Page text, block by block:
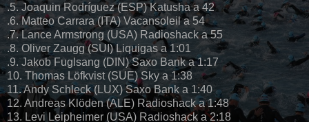
.5. Joaquin Rodríguez (ESP) Katusha a 42
.6. Matteo Carrara (ITA) Vacansoleil a 54
.7. Lance Armstrong (USA) Radioshack a 55
.8. Oliver Zaugg (SUI) Liquigas a 1:01
.9. Jakob Fuglsang (DIN) Saxo Bank a 1:17
10. Thomas Löfkvist (SUE) Sky a 1:38
11. Andy Schleck (LUX) Saxo Bank a 1:40
12. Andreas Klöden (ALE) Radioshack a 1:48
13. Levi Leipheimer (USA) Radioshack a 2:18